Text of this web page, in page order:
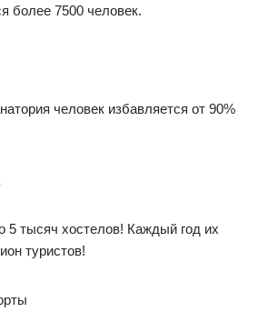
более 7500 человек.
человек избавляется от 90%
5 тысяч хостелов! Каждый год их
туристов!